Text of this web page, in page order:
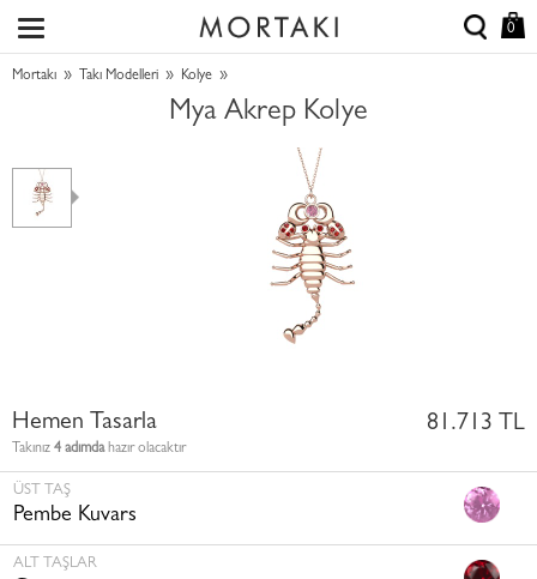
0
Mortakı » Takı Modelleri » Kolye »
Mya Akrep Kolye
Hemen Tasarla
Takınız 4 adımdahazır olacaktır
81.713 TL
ÜST TAŞ
Pembe Kuvars
ALT TAŞLAR